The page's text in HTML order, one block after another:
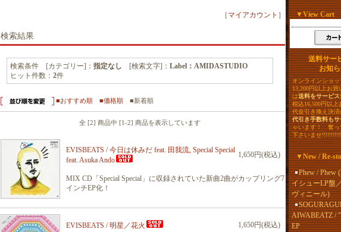
［ マイアカウント ］
検索結果
検索条件 [カテゴリー]： 指定なし [検索文字]： Label：AMIDASTUDIO
ヒット件数： 2件
■おすすめ順 ■価格順 ■新着順
全 [2] 商品中 [1-2] 商品を表示しています
EVISBEATS / 今日は休みだ feat. 田我流, Special Special
feat. Asuka Ando
1,650円(税込)
MIX CD「Special Special」に収録されていた新曲2曲がカップリング7
インチEP化！
EVISBEATS / 明星／花火 1,650円(税込)
▼View Cart
送料サー
お知
オンラインショ
13,200円以上お買
は送料をサービス
税込16,500円以上
代金引き換え決
代引き手数料もサ
ゃいます！ 奮っ
下さいませ
▼New / Re-
Phew / Phew
イシューLP盤
ヴィニール)
AIWABEATZ /
EP